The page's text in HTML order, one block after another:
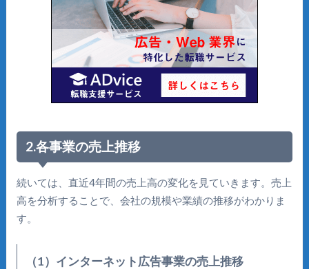
2.各事業の売上推移
続いては、直近4年間の売上高の変化を見ていきます。売上
高を分析することで、会社の規模や業績の推移がわかりま
す。
（1）インターネット広告事業の売上推移